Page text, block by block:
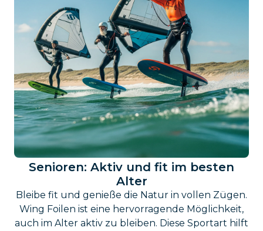
Senioren: Aktiv und fit im besten
Alter
Bleibe fit und genieße die Natur in vollen Zügen.
Wing Foilen ist eine hervorragende Möglichkeit,
auch im Alter aktiv zu bleiben. Diese Sportart hilft